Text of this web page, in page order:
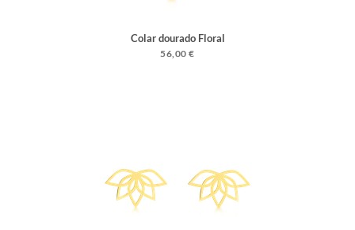
Colar dourado Floral
56,00 €